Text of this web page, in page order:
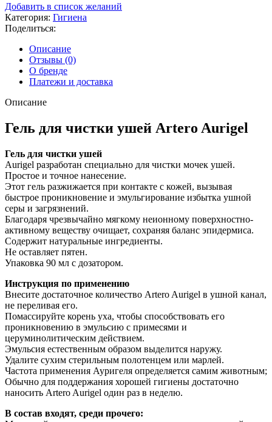
Добавить в список желаний
Категория: Гигиена
Поделиться:
Описание
Отзывы (0)
О бренде
Платежи и доставка
Описание
Гель для чистки ушей Artero Aurigel
Гель для чистки ушей
Aurigel разработан специально для чистки мочек ушей.
Простое и точное нанесение.
Этот гель разжижается при контакте с кожей, вызывая
быстрое проникновение и эмульгирование избытка ушной
серы и загрязнений.
Благодаря чрезвычайно мягкому неионному поверхностно-
активному веществу очищает, сохраняя баланс эпидермиса.
Содержит натуральные ингредиенты.
Не оставляет пятен.
Упаковка 90 мл с дозатором.
Инструкция по применению
Внесите достаточное количество Artero Aurigel в ушной канал,
не переливая его.
Помассируйте корень уха, чтобы способствовать его
проникновению в эмульсию с примесями и
церуминолитическим действием.
Эмульсия естественным образом выделится наружу.
Удалите сухим стерильным полотенцем или марлей.
Частота применения Ауригеля определяется самим животным;
Обычно для поддержания хорошей гигиены достаточно
наносить Artero Aurigel один раз в неделю.
В состав входят, среди прочего: